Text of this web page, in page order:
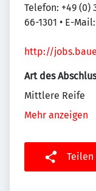
Telefon: +49 (0)
66-1301 • E-Mail:
http://
Art des
Mittlere Reife
Mehr anzeigen
Teilen